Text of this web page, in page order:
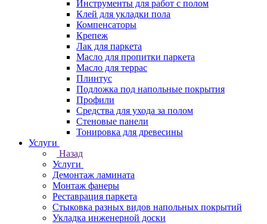
Инструменты для работ с полом
Клей для укладки пола
Компенсаторы
Крепеж
Лак для паркета
Масло для пропитки паркета
Масло для террас
Плинтус
Подложка под напольные покрытия
Профили
Средства для ухода за полом
Стеновые панели
Тонировка для древесины
Услуги
Назад
Услуги
Демонтаж ламината
Монтаж фанеры
Реставрация паркета
Стыковка разных видов напольных покрытий
Укладка инженерной доски